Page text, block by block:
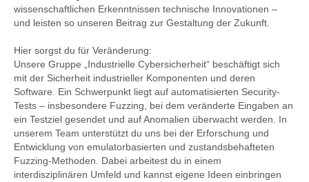
wissenschaftlichen Erkenntnissen technische Innovationen –
und leisten so unseren Beitrag zur Gestaltung der Zukunft.
Hier sorgst du für Veränderung:
Unsere Gruppe „Industrielle Cybersicherheit“ beschäftigt sich
mit der Sicherheit industrieller Komponenten und deren
Software. Ein Schwerpunkt liegt auf automatisierten Security-
Tests – insbesondere Fuzzing, bei dem veränderte Eingaben an
ein Testziel gesendet und auf Anomalien überwacht werden. In
unserem Team unterstützt du uns bei der Erforschung und
Entwicklung von emulatorbasierten und zustandsbehafteten
Fuzzing-Methoden. Dabei arbeitest du in einem
interdisziplinären Umfeld und kannst eigene Ideen einbringen